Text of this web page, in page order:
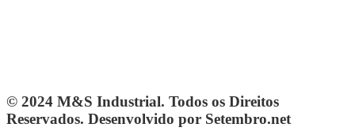
© 2024 M&S Industrial. Todos os Direitos
Reservados. Desenvolvido por Setembro.net